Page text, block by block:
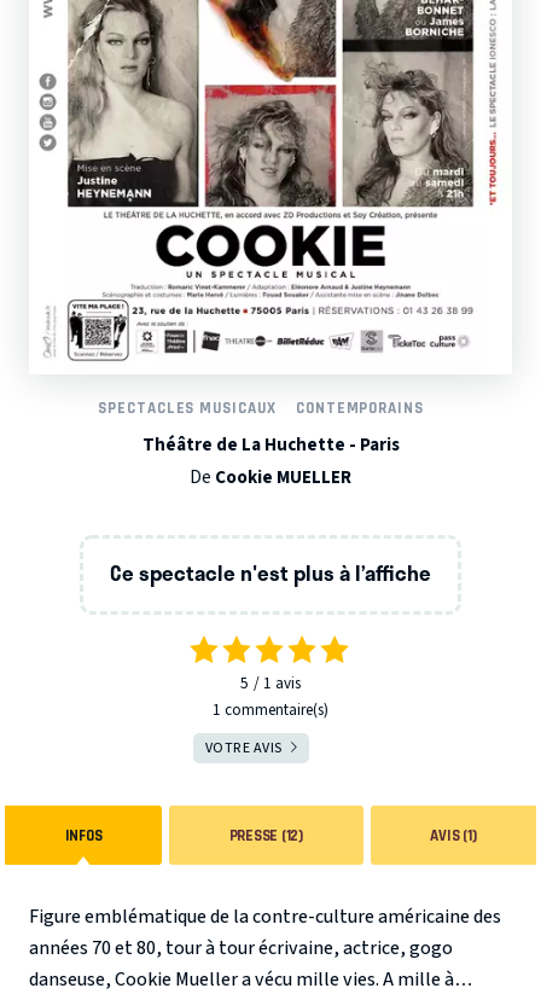
SPECTACLES MUSICAUX CONTEMPORAINS
Théâtre de La Huchette - Paris
De Cookie MUELLER
Ce spectacle n'est plus à l’affiche
5 1 avis
1 commentaire(s)
VOTRE AVIS
INFOS PRESSE (12) AVIS (1)
Figure emblématique de la contre-culture américaine des
années 70 et 80, tour à tour écrivaine, actrice, gogo
danseuse, Cookie Mueller a vécu mille vies. A mille à